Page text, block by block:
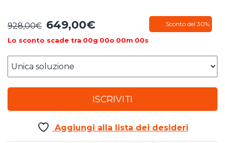
928,00€ Il
prezzo
era:
928,00€.
649,00€Il
attuale
è:
Sconto del 30%
Lo sconto scade tra 00g 00o 00m 00s
ISCRIVITI
Aggiungi alla lista dei desideri